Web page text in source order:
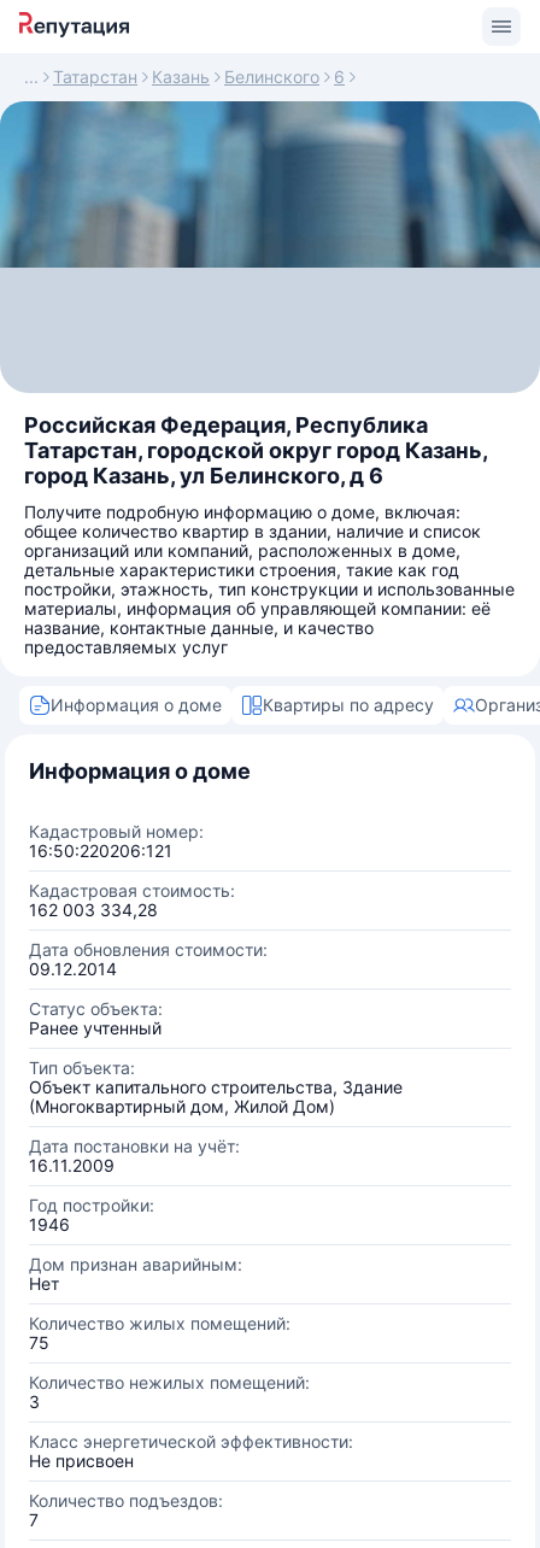
Татарстан Казань Белинского 6
Российская Федерация, Республика
Татарстан, городской округ город Казань,
город Казань, ул Белинского, д 6
Получите подробную информацию о доме, включая:
общее количество квартир в здании, наличие и список
организаций или компаний, расположенных в доме,
детальные характеристики строения, такие как год
постройки, этажность, тип конструкции и использованные
материалы, информация об управляющей компании: её
название, контактные данные, и качество
предоставляемых услуг
Информация о доме Квартиры по адресу
Информация о доме
Кадастровый номер:
16:50:220206:121
Кадастровая стоимость:
162 003 334,28
Дата обновления стоимости:
09.12.2014
Статус объекта:
Ранее учтенный
Тип объекта:
Объект капитального строительства, Здание
(Многоквартирный дом, Жилой Дом)
Дата постановки на учёт:
16.11.2009
Год постройки:
1946
Дом признан аварийным:
Нет
Количество жилых помещений:
75
Количество нежилых помещений:
3
Класс энергетической эффективности:
Не присвоен
Количество подъездов:
7